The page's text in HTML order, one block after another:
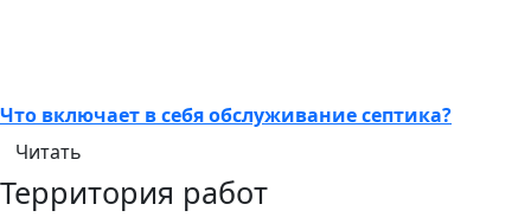
Что включает в себя обслуживание септика?
Читать
Территория работ